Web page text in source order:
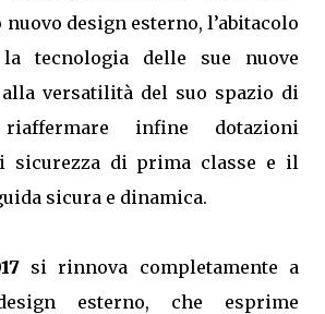
design esterno, l’abitacolo
tecnologia delle sue nuove
versatilità del suo spazio di
infine dotazioni
sicurezza di prima classe e il
sicura e dinamica.
si rinnova completamente a
esterno, che esprime